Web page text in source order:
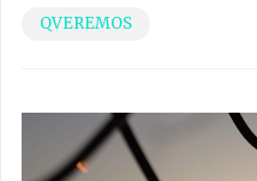
QVEREMOS